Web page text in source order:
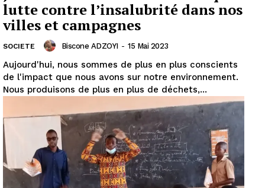
lutte contre l’insalubrité dans nos
villes et campagnes
SOCIETE Biscone ADZOYI - 15 Mai 2023
Aujourd'hui, nous sommes de plus en plus conscients
de l'impact que nous avons sur notre environnement.
Nous produisons de plus en plus de déchets,...